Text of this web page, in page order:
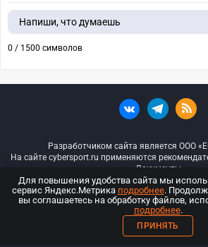
Напиши, что думаешь
0 / 1500 символов
Разработчиком сайта является ООО
На сайте cybersport.ru применяются
Документы
© ООО «Киберспорт.ру» — Все
18+
ООО «Киберспорт.ру». Свидетельство о
Для повышения удобства сайта мы
сервис Яндекс.Метрика подробнее.
вы соглашаетесь на обработку файлов,
подробнее.
ПРИНЯТЬ